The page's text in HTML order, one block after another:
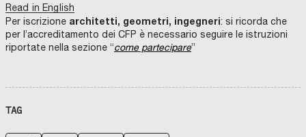
Read in English
Per iscrizione architetti, geometri, ingegneri: si ricorda che
per l’accreditamento dei CFP è necessario seguire le istruzioni
riportate nella sezione “come partecipare”
TAG